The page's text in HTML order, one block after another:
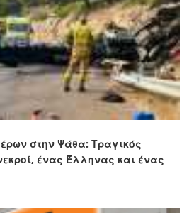
στην Ψάθα: Τραγικός
ένας Έλληνας και ένας